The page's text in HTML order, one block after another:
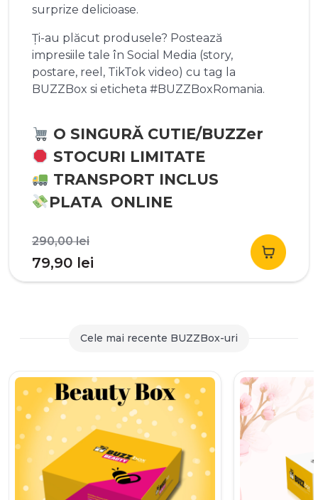
surprize delicioase.
Ți-au plăcut produsele? Postează
impresiile tale în Social Media (story,
postare, reel, TikTok video) cu tag la
BUZZBox si eticheta #BUZZBoxRomania.
O SINGURĂ CUTIE/BUZZer
STOCURI LIMITATE
TRANSPORT INCLUS
PLATA ONLINE
290,00leiPrețul
inițial
a
290,00 lei.
79,90 lei
curent
79,90 lei.
Cele mai recente BUZZBox-uri